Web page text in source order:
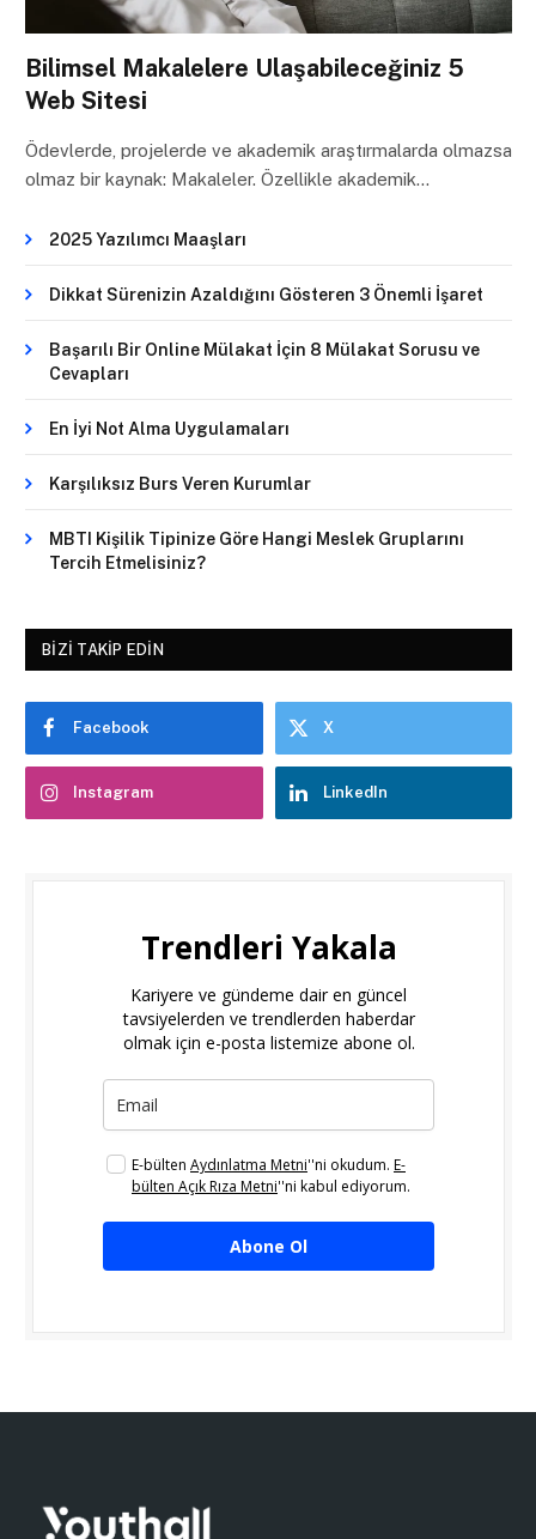
Bilimsel Makalelere Ulaşabileceğiniz 5
Web Sitesi
Ödevlerde, projelerde ve akademik araştırmalarda olmazsa
olmaz bir kaynak: Makaleler. Özellikle akademik…
2025 Yazılımcı Maaşları
Dikkat Sürenizin Azaldığını Gösteren 3 Önemli İşaret
Başarılı Bir Online Mülakat İçin 8 Mülakat Sorusu ve
Cevapları
En İyi Not Alma Uygulamaları
Karşılıksız Burs Veren Kurumlar
MBTI Kişilik Tipinize Göre Hangi Meslek Gruplarını
Tercih Etmelisiniz?
BIZI TAKIP EDIN
Facebook X
Instagram LinkedIn
Trendleri Yakala
Kariyere ve gündeme dair en güncel
tavsiyelerden ve trendlerden haberdar
olmak için e-posta listemize abone ol.
E-bülten Aydınlatma Metni''ni okudum. E-
bülten Açık Rıza Metni''ni kabul ediyorum.
Abone Ol